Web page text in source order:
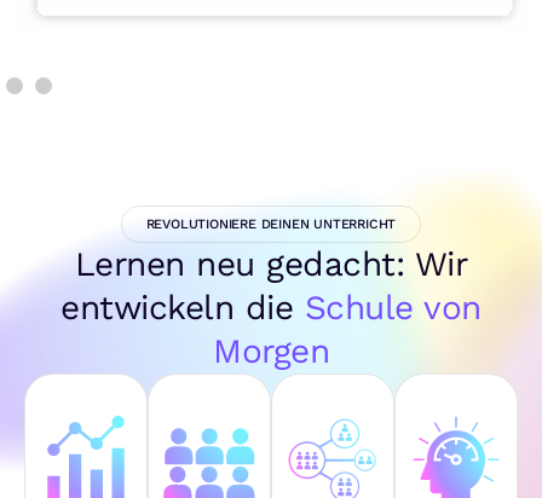
REVOLUTIONIERE DEINEN UNTERRICHT
Lernen neu gedacht: Wir
entwickeln die Schule von
Morgen